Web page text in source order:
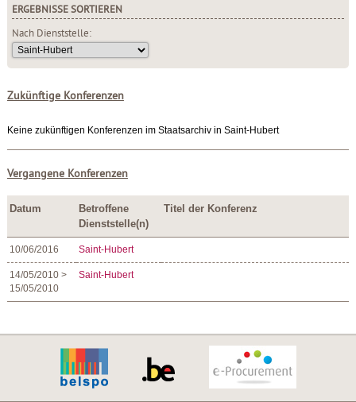
ERGEBNISSE SORTIEREN
Nach Dienststelle:
Zukünftige Konferenzen
Keine zukünftigen Konferenzen im Staatsarchiv in Saint-Hubert
Vergangene Konferenzen
Datum
Betroffene
Dienststelle(n)
Titel der Konferenz
10/06/2016 Saint-Hubert
14/05/2010 >
15/05/2010
Saint-Hubert